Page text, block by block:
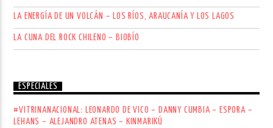
LA ENERGÍA DE UN VOLCÁN – LOS RÍOS, ARAUCANÍA Y LOS LAGOS
LA CUNA DEL ROCK CHILENO – BIOBÍO
ESPECIALES
#VITRINANACIONAL: LEONARDO DE VICO – DANNY CUMBIA – ESPORA –
LEHANS – ALEJANDRO ATENAS – KINMARIKÚ